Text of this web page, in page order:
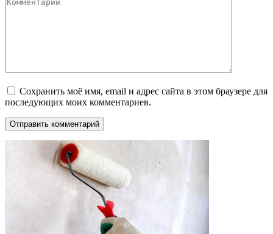
Сохранить моё имя, email и адрес сайта в этом браузере для
последующих моих комментариев.